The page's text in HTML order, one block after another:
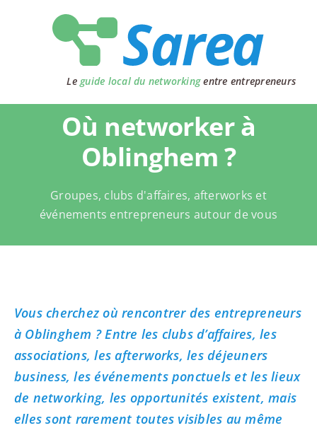
Le guide local du networkingentre entrepreneurs
Où networker à
Oblinghem ?
Groupes, clubs d'affaires, afterworks et
événements entrepreneurs autour de vous
Vous cherchez où rencontrer des entrepreneurs
à Oblinghem ? Entre les clubs d’affaires, les
associations, les afterworks, les déjeuners
business, les événements ponctuels et les lieux
de networking, les opportunités existent, mais
elles sont rarement toutes visibles au même